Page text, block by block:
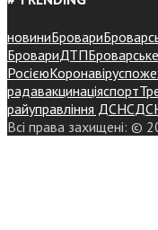
новиниБровари
БровариДТП
РосієюКоронавірус
радавакцинаціяспорт
райуправління ДСНС
Всі права захищені: ©